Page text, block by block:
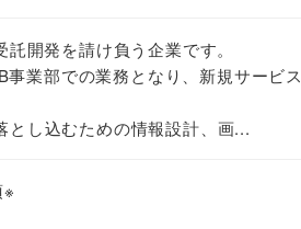
開発を請け負う企業です。
業部での業務となり、新規サービス
し込むための情報設計、画...